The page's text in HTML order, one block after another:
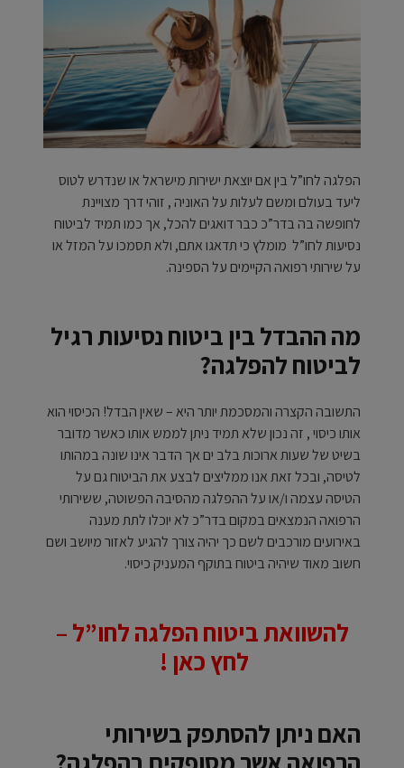
הפלגה לחו”ל בין אם יוצאת ישירות מישראל או שנדרש לטוס
ליעד בעולם ומשם לעלות על האוניה , זוהי דרך מצויינת
לחופשה בה בדר”כ כבר דואגים להכל, אך כמו תמיד לביטוח
נסיעות לחו”ל מומלץ כי תדאגו אתם, ולא תסמכו על המזל או
על שירותי רפואה הקיימים על הספינה.
מה ההבדל בין ביטוח נסיעות רגיל
לביטוח להפלגה?
התשובה הקצרה והמסכמת יותר היא – שאין הבדל! הכיסוי הוא
אותו כיסוי , זה נכון שלא תמיד ניתן לממש אותו כאשר מדובר
בשיט של שעות ארוכות בלב ים אך הדבר אינו שונה במהותו
לטיסה, ובכל זאת אנו ממליצים לבצע את הביטוח גם על
הטיסה עצמה ו/או על ההפלגה מהסיבה הפשוטה, ששירותי
הרפואה הנמצאים במקום בדר”כ לא יוכלו לתת מענה
באירועים מורכבים לשם כך יהיה צורך להגיע לאזור מיושב ושם
חשוב מאוד שיהיה ביטוח בתוקף המעניק כיסוי.
להשוואת ביטוח הפלגה לחו”ל –
לחץ כאן !
האם ניתן להסתפק בשירותי